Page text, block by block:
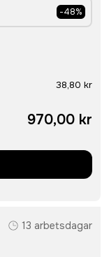
-48%
38,80 kr
970,00 kr
13 arbetsdagar